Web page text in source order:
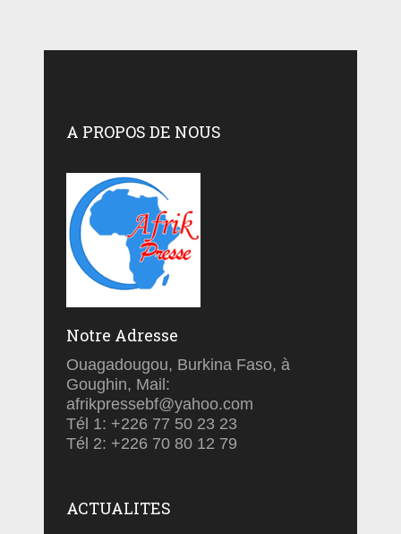
A PROPOS DE NOUS
Notre Adresse
Ouagadougou, Burkina Faso, à
Goughin, Mail:
afrikpressebf@yahoo.com
Tél 1: +226 77 50 23 23
Tél 2: +226 70 80 12 79
ACTUALITES